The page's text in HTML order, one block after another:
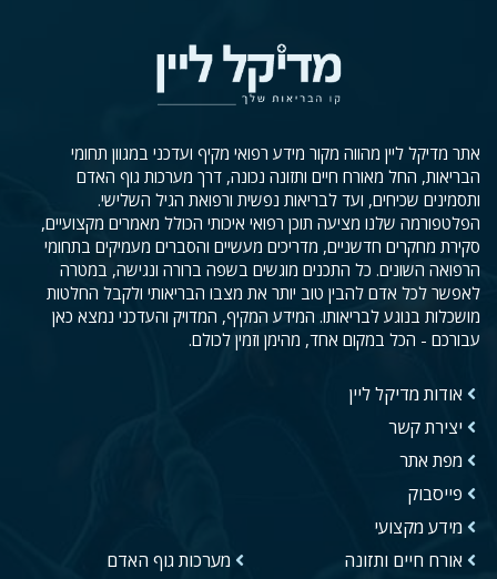
אתר מדיקל ליין מהווה מקור מידע רפואי מקיף ועדכני במגוון תחומי
הבריאות, החל מאורח חיים ותזונה נכונה, דרך מערכות גוף האדם
ותסמינים שכיחים, ועד לבריאות נפשית ורפואת הגיל השלישי.
הפלטפורמה שלנו מציעה תוכן רפואי איכותי הכולל מאמרים מקצועיים,
סקירת מחקרים חדשניים, מדריכים מעשיים והסברים מעמיקים בתחומי
הרפואה השונים. כל התכנים מוגשים בשפה ברורה ונגישה, במטרה
לאפשר לכל אדם להבין טוב יותר את מצבו הבריאותי ולקבל החלטות
מושכלות בנוגע לבריאותו. המידע המקיף, המדויק והעדכני נמצא כאן
עבורכם - הכל במקום אחד, מהימן וזמין לכולם.
אודות מדיקל ליין
יצירת קשר
מפת אתר
פייסבוק
מידע מקצועי
אורח חיים ותזונה
מערכות גוף האדם